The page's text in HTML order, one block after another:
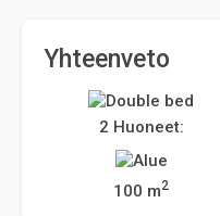
Yhteenveto
2 Huoneet:
100 m2